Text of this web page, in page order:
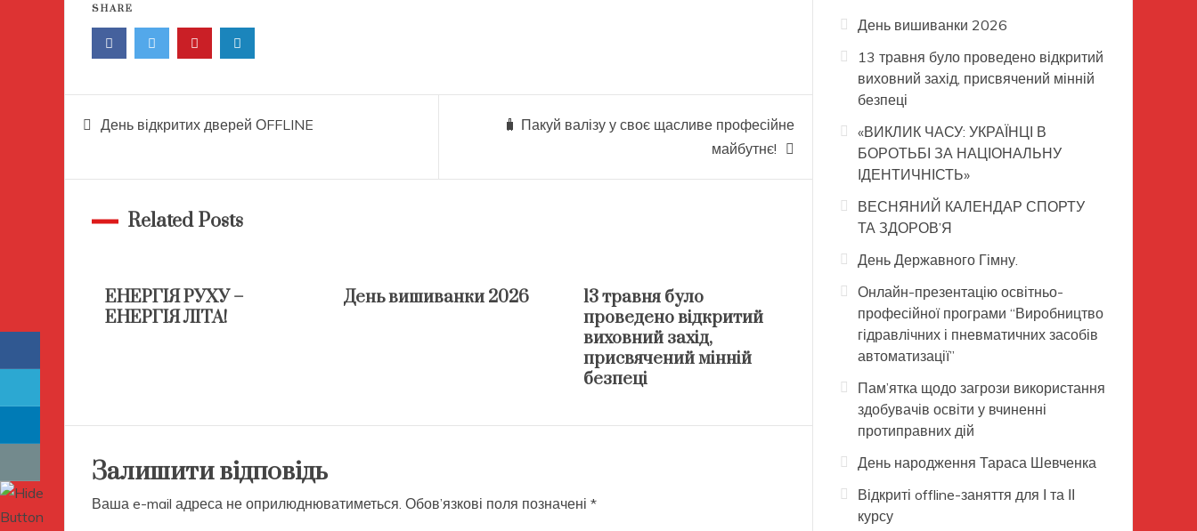
SHARE
Навігація
День відкритих дверей ОFFLINE
🧳 Пакуй валізу у своє щасливе професійне
майбутнє!
Related Posts
ЕНЕРГІЯ РУХУ –
ЕНЕРГІЯ ЛІТА!
День вишиванки 2026
13 травня було
проведено відкритий
виховний захід,
присвячений мінній
безпеці
Залишити відповідь
Ваша e-mail адреса не оприлюднюватиметься. Обов’язкові поля позначені *
День вишиванки 2026
13 травня було проведено відкритий
виховний захід, присвячений мінній
безпеці
«ВИКЛИК ЧАСУ: УКРАЇНЦІ В
БОРОТЬБІ ЗА НАЦІОНАЛЬНУ
ІДЕНТИЧНІСТЬ»
ВЕСНЯНИЙ КАЛЕНДАР СПОРТУ
ТА ЗДОРОВ’Я
День Державного Гімну.
Онлайн-презентацію освітньо-
професійної програми “Виробництво
гідравлічних і пневматичних засобів
автоматизації”
Пам’ятка щодо загрози використання
здобувачів освіти у вчиненні
протиправних дій
День народження Тараса Шевченка
Відкриті offline-заняття для І та ІІ
курсу